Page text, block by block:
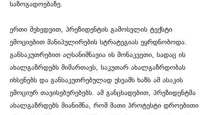
საზოგადოებაზე.
ერთი შეხედვით, პრეზიდენტის გამოსვლის ტექსტი
ემოციებით მანიპულირების სტრატეგიას ეყრდნობოდა.
განსაკუთრებით აღსანიშნავია ის მონაკვეთი, სადაც ის
ახალგაზრდებს მიმართავს, საკუთარ ახალგაზრდობას
იხსენებს და განსაკუთრებულად უსვამს ხაზს ამ ასაკის
ემოციურ თავისებურებებს. ამ განცხადებით, პრეზიდენტმა
ახალგაზრდებს მიანიშნა, რომ მათი პროტესტი დროებითი